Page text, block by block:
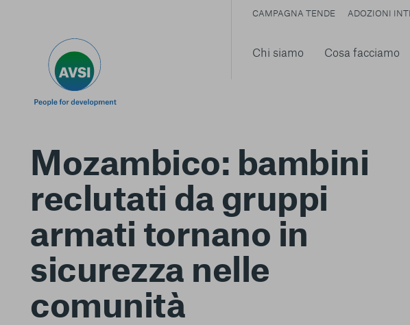
Chi siamo Cosa facciamo
CAMPAGNA TENDE ADOZIONI
Mozambico: bambini
reclutati da gruppi
armati tornano in
sicurezza nelle
comunità